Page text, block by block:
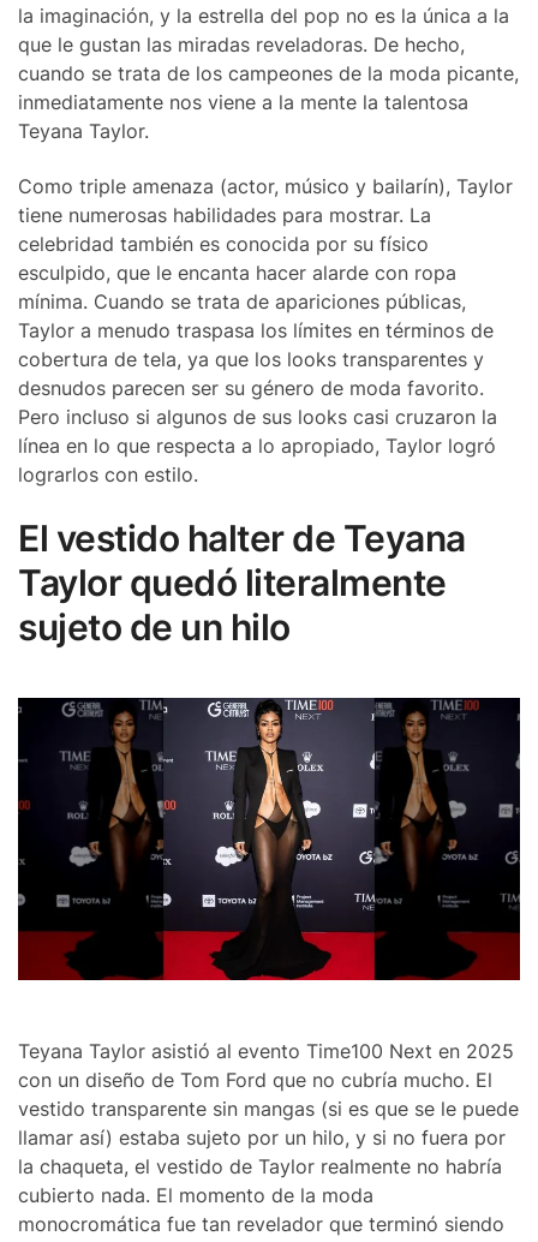
la imaginación, y la estrella del pop no es la única a la
que le gustan las miradas reveladoras. De hecho,
cuando se trata de los campeones de la moda picante,
inmediatamente nos viene a la mente la talentosa
Teyana Taylor.
Como triple amenaza (actor, músico y bailarín), Taylor
tiene numerosas habilidades para mostrar. La
celebridad también es conocida por su físico
esculpido, que le encanta hacer alarde con ropa
mínima. Cuando se trata de apariciones públicas,
Taylor a menudo traspasa los límites en términos de
cobertura de tela, ya que los looks transparentes y
desnudos parecen ser su género de moda favorito.
Pero incluso si algunos de sus looks casi cruzaron la
línea en lo que respecta a lo apropiado, Taylor logró
lograrlos con estilo.
El vestido halter de Teyana
Taylor quedó literalmente
sujeto de un hilo
Teyana Taylor asistió al evento Time100 Next en 2025
con un diseño de Tom Ford que no cubría mucho. El
vestido transparente sin mangas (si es que se le puede
llamar así) estaba sujeto por un hilo, y si no fuera por
la chaqueta, el vestido de Taylor realmente no habría
cubierto nada. El momento de la moda
monocromática fue tan revelador que terminó siendo